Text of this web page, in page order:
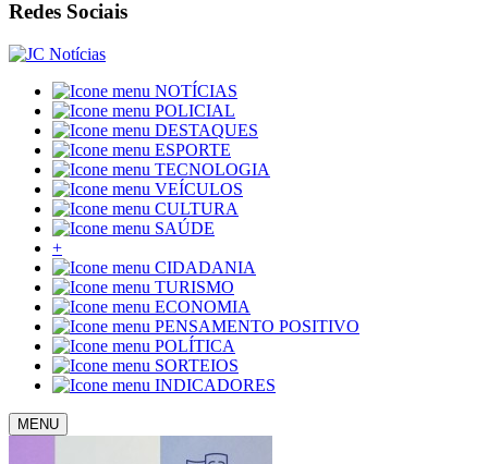
Redes Sociais
NOTÍCIAS
POLICIAL
DESTAQUES
ESPORTE
TECNOLOGIA
VEÍCULOS
CULTURA
SAÚDE
+
CIDADANIA
TURISMO
ECONOMIA
PENSAMENTO POSITIVO
POLÍTICA
SORTEIOS
INDICADORES
MENU